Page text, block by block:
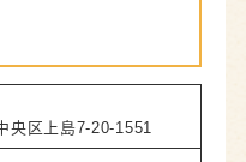
央区上島7-20-1551